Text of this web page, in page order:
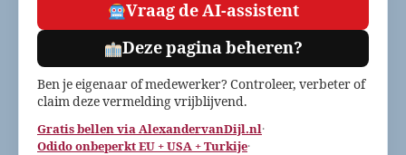
Vraag de AI-assistent
Deze pagina beheren?
Ben je eigenaar of medewerker? Controleer, verbeter of
claim deze vermelding vrijblijvend.
Gratis bellen via AlexandervanDijl.nl·
Odido onbeperkt EU + USA + Turkije·